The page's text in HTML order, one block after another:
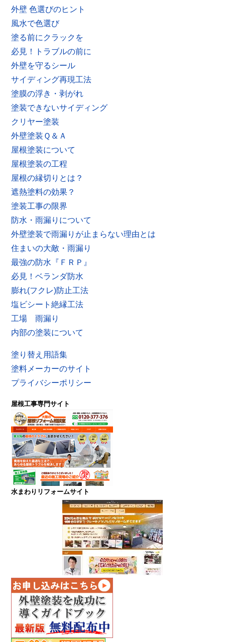
外壁 色選びのヒント
風水で色選び
塗る前にクラックを
必見！トラブルの前に
外壁を守るシール
サイディング再現工法
塗膜の浮き・剥がれ
塗装できないサイディング
クリヤー塗装
外壁塗装Ｑ＆Ａ
屋根塗装について
屋根塗装の工程
屋根の縁切りとは？
遮熱塗料の効果？
塗装工事の限界
防水・雨漏りについて
外壁塗装で雨漏りが止まらない理由とは
住まいの大敵・雨漏り
最強の防水『ＦＲＰ』
必見！ベランダ防水
膨れ(フクレ)防止工法
塩ビシート絶縁工法
工場 雨漏り
内部の塗装について
塗り替え用語集
塗料メーカーのサイト
プライバシーポリシー
屋根工事専門サイト
水まわりリフォームサイト